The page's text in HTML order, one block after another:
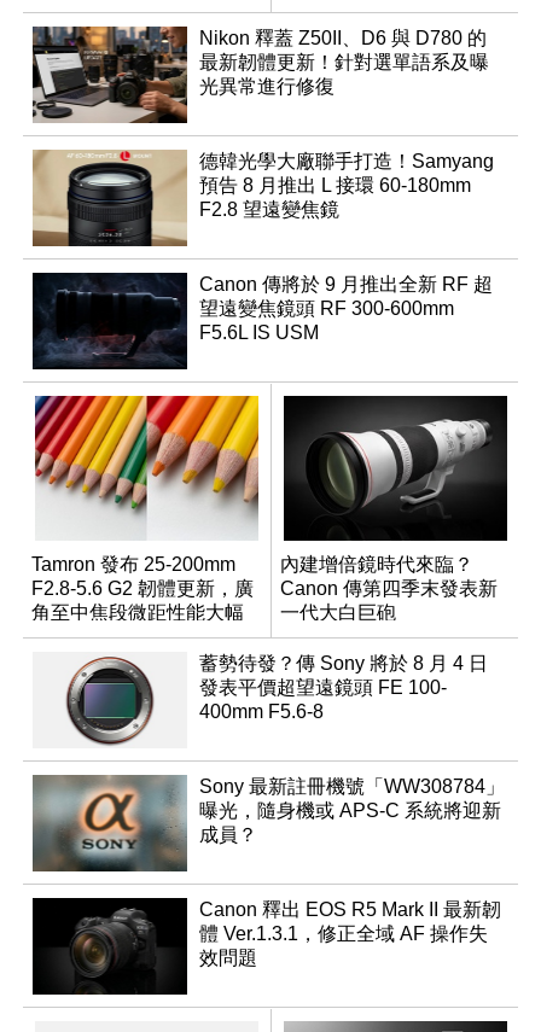
速讀出升級
優化
Nikon 釋蓋 Z50II、D6 與 D780 的
最新韌體更新！針對選單語系及曝
光異常進行修復
德韓光學大廠聯手打造！Samyang
預告 8 月推出 L 接環 60-180mm
F2.8 望遠變焦鏡
Canon 傳將於 9 月推出全新 RF 超
望遠變焦鏡頭 RF 300-600mm
F5.6L IS USM
Tamron 發布 25-200mm
F2.8-5.6 G2 韌體更新，廣
角至中焦段微距性能大幅
升級
內建增倍鏡時代來臨？
Canon 傳第四季末發表新
一代大白巨砲
蓄勢待發？傳 Sony 將於 8 月 4 日
發表平價超望遠鏡頭 FE 100-
400mm F5.6-8
Sony 最新註冊機號「WW308784」
曝光，隨身機或 APS-C 系統將迎新
成員？
Canon 釋出 EOS R5 Mark II 最新韌
體 Ver.1.3.1，修正全域 AF 操作失
效問題